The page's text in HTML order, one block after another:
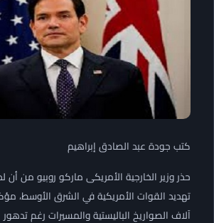
كتب جودة عبد الصادق إبراهيم
حذر وزير الخارجية الأمريكى ماركو روبيو من أن
تهديد القوات الأمريكية في الشرق الأوسط،
آلاف الصواريخ الباليستية والمسيرات رغم